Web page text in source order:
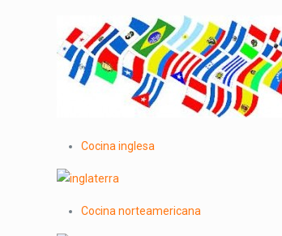
Cocina inglesa
Cocina norteamericana